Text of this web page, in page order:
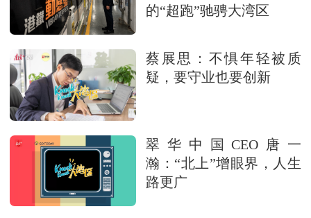
的“超跑”驰骋大湾区
蔡展思：不惧年轻被质
疑，要守业也要创新
翠华中国CEO唐一
瀚：“北上”增眼界，人生
路更广